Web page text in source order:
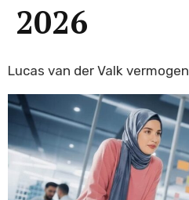
2026
Lucas van der Valk vermogen